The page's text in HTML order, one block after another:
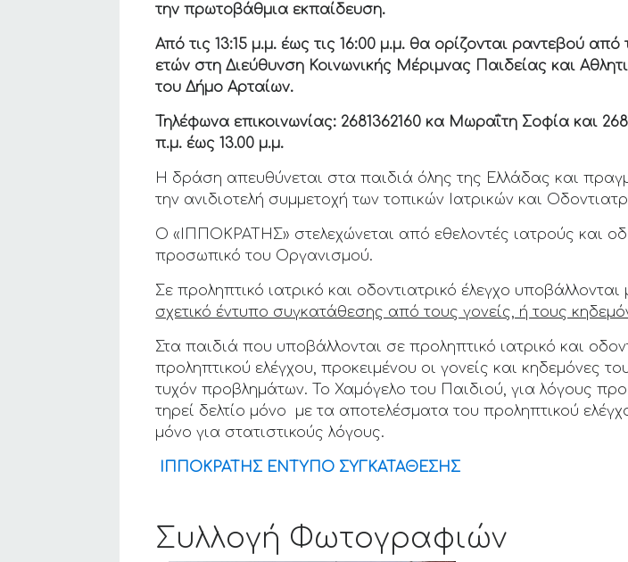
την πρωτοβάθμια εκπαίδευση.
Από τις 13:15 μ.μ. έως τις 16:00 μ.μ. θα ορίζονται ραντεβού
ετών στη Διεύθυνση Κοινωνικής Μέριμνας Παιδείας και
του Δήμο Αρταίων.
Τηλέφωνα επικοινωνίας: 2681362160 κα Μωραΐτη Σοφία και
π.μ. έως 13.00 μ.μ.
Η δράση απευθύνεται στα παιδιά όλης της Ελλάδας και
την ανιδιοτελή συμμετοχή των τοπικών Ιατρικών και
Ο «ΙΠΠΟΚΡΑΤΗΣ» στελεχώνεται από εθελοντές ιατρούς και
προσωπικό του Οργανισμού.
Σε προληπτικό ιατρικό και οδοντιατρικό έλεγχο
σχετικό έντυπο συγκατάθεσης από τους γονείς, ή τους
Στα παιδιά που υποβάλλονται σε προληπτικό ιατρικό και
προληπτικού ελέγχου, προκειμένου οι γονείς και κηδεμόνες
τυχόν προβλημάτων. Το Χαμόγελο του Παιδιού, για λόγους
τηρεί δελτίο μόνο με τα αποτελέσματα του προληπτικού
μόνο για στατιστικούς λόγους.
ΙΠΠΟΚΡΑΤΗΣ ΕΝΤΥΠΟ ΣΥΓΚΑΤΑΘΕΣΗΣ
Συλλογή Φωτογραφιών